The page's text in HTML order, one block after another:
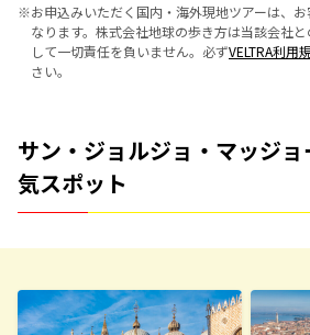
※お申込みいただく国内・海外現地ツアーは、
なります。株式会社地球の歩き方は当該会社
して一切責任を負いません。必ずVELTRA利用
さい。
サン・ジョルジョ・マッジ
気スポット